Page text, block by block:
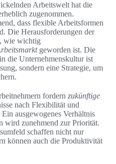
Arbeitswelt hat die
zugenommen.
dass flexible Arbeitsformen
Die Herausforderungen der
wie wichtig
geworden ist. Die
die Unternehmenskultur ist
sondern eine Strategie, um
fordern zukünftige
nach Flexibilität und
ausgewogenes Verhältnis
wird zunehmend zur Priorität.
schaffen nicht nur
können auch die Produktivität